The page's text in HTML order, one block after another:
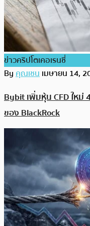
ข่าวคริปโตเคอเรนซี่
Byคุณเชนเมษายน 14,
Bybit เพิ่มหุ้น CFD ใหม่
ของ BlackRock